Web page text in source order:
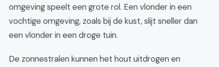
omgeving speelt een grote rol. Een vlonder in een
vochtige omgeving, zoals bij de kust, slijt sneller dan
een vlonder in een droge tuin.
De zonnestralen kunnen het hout uitdrogen en